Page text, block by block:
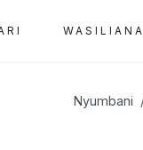
WASILIANA
Nyumbani